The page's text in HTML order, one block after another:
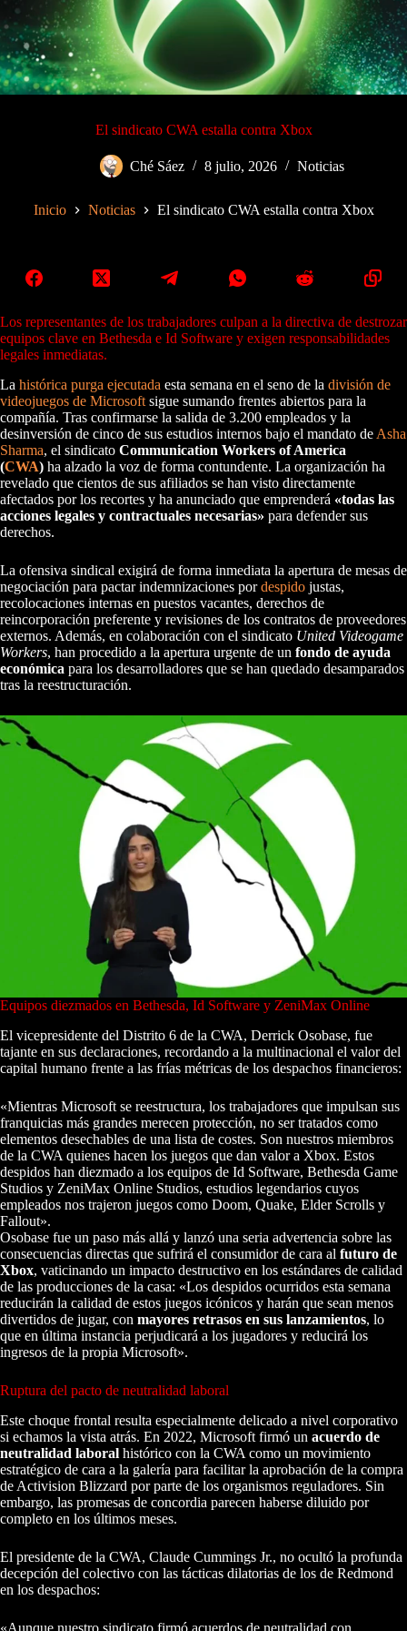
El sindicato CWA estalla contra Xbox
Ché Sáez 8 julio, 2026 Noticias
Inicio Noticias El sindicato CWA estalla contra Xbox
Los representantes de los trabajadores culpan a la directiva de destrozar
equipos clave en Bethesda e Id Software y exigen responsabilidades
legales inmediatas.
La histórica purga ejecutada esta semana en el seno de la división de
videojuegos de Microsoft sigue sumando frentes abiertos para la
compañía. Tras confirmarse la salida de 3.200 empleados y la
desinversión de cinco de sus estudios internos bajo el mandato de Asha
Sharma, el sindicato Communication Workers of America
(CWA) ha alzado la voz de forma contundente. La organización ha
revelado que cientos de sus afiliados se han visto directamente
afectados por los recortes y ha anunciado que emprenderá «todas las
acciones legales y contractuales necesarias» para defender sus
derechos.
La ofensiva sindical exigirá de forma inmediata la apertura de mesas de
negociación para pactar indemnizaciones pordespido justas,
recolocaciones internas en puestos vacantes, derechos de
reincorporación preferente y revisiones de los contratos de proveedores
externos. Además, en colaboración con el sindicato United Videogame
Workers, han procedido a la apertura urgente de un fondo de ayuda
económica para los desarrolladores que se han quedado desamparados
tras la reestructuración.
Equipos diezmados en Bethesda, Id Software y ZeniMax Online
El vicepresidente del Distrito 6 de la CWA, Derrick Osobase, fue
tajante en sus declaraciones, recordando a la multinacional el valor del
capital humano frente a las frías métricas de los despachos financieros:
«Mientras Microsoft se reestructura, los trabajadores que impulsan sus
franquicias más grandes merecen protección, no ser tratados como
elementos desechables de una lista de costes. Son nuestros miembros
de la CWA quienes hacen los juegos que dan valor a Xbox. Estos
despidos han diezmado a los equipos de Id Software, Bethesda Game
Studios y ZeniMax Online Studios, estudios legendarios cuyos
empleados nos trajeron juegos como Doom, Quake, Elder Scrolls y
Fallout».
Osobase fue un paso más allá y lanzó una seria advertencia sobre las
consecuencias directas que sufrirá el consumidor de cara al futuro de
Xbox, vaticinando un impacto destructivo en los estándares de calidad
de las producciones de la casa: «Los despidos ocurridos esta semana
reducirán la calidad de estos juegos icónicos y harán que sean menos
divertidos de jugar, con mayores retrasos en sus lanzamientos, lo
que en última instancia perjudicará a los jugadores y reducirá los
ingresos de la propia Microsoft».
Ruptura del pacto de neutralidad laboral
Este choque frontal resulta especialmente delicado a nivel corporativo
si echamos la vista atrás. En 2022, Microsoft firmó un acuerdo de
neutralidad laboral histórico con la CWA como un movimiento
estratégico de cara a la galería para facilitar la aprobación de la compra
de Activision Blizzard por parte de los organismos reguladores. Sin
embargo, las promesas de concordia parecen haberse diluido por
completo en los últimos meses.
El presidente de la CWA, Claude Cummings Jr., no ocultó la profunda
decepción del colectivo con las tácticas dilatorias de los de Redmond
en los despachos:
«Aunque nuestro sindicato firmó acuerdos de neutralidad con